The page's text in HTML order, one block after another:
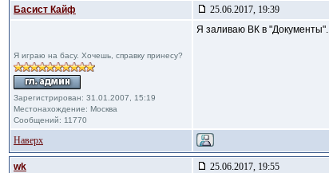
Басист Кайф 25.06.2017, 19:39
Я играю на басу. Хочешь, справку принесу?
Зарегистрирован: 31.01.2007, 15:19
Местонахождение: Москва
Сообщений: 11770
Я заливаю ВК в "Документы".
Наверх
wk 25.06.2017, 19:55